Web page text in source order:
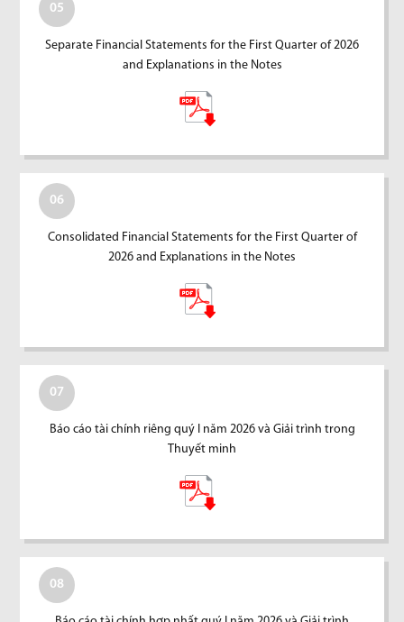
05
Separate Financial Statements for the First Quarter of 2026
and Explanations in the Notes
06
Consolidated Financial Statements for the First Quarter of
2026 and Explanations in the Notes
07
Báo cáo tài chính riêng quý I năm 2026 và Giải trình trong
Thuyết minh
08